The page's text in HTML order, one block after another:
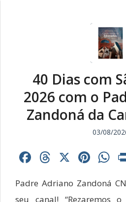
40 Dias com
2026 com o
Zandoná da
03/08/
Facebook
Threads
X
Padre Adriano Zandoná
seu canal! “Rezaremos